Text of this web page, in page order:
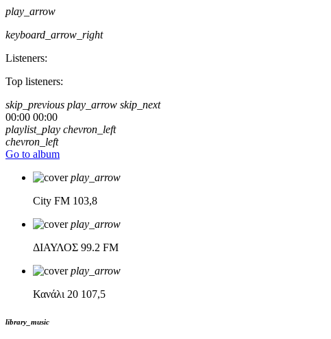
play_arrow
keyboard_arrow_right
Listeners:
Top listeners:
skip_previous play_arrow skip_next
00:00 00:00
playlist_play chevron_left
chevron_left
Go to album
play_arrow
City FM 103,8
play_arrow
ΔΙΑΥΛΟΣ 99.2 FM
play_arrow
Κανάλι 20 107,5
library_music